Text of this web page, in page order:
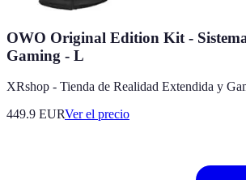
OWO Original Edition Kit -
Gaming - L
XRshop - Tienda de Realidad Extendida y
449.9 EURVer el precio